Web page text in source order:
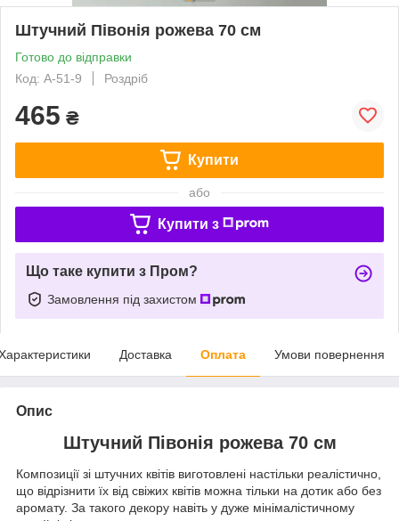
Штучний Півонія рожева 70 см
Готово до відправки
Код: А-51-9
Роздріб
465 ₴
Купити
або
Купити з
Що таке купити з Пром?
Замовлення під захистом
Доставка Оплата Умови повернення
Опис
Штучний Півонія рожева 70 см
Композиції зі штучних квітів виготовлені настільки реалістично,
що відрізнити їх від свіжих квітів можна тільки на дотик або без
аромату. За такого декору навіть у дуже мінімалістичному